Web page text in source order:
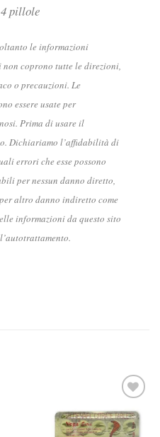
pillole
le informazioni
coprono tutte le direzioni,
o precauzioni. Le
essere usate per
Prima di usare il
Dichiariamo l’affidabilità di
errori che esse possono
per nessun danno diretto,
altro danno indiretto come
informazioni da questo sito